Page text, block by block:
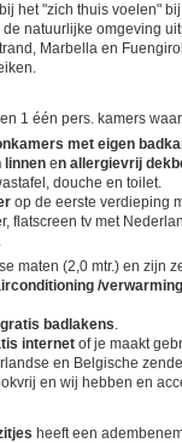
het "zich thuis voelen"
natuurlijke omgeving
Marbella en
1 één pers. kamers
met eigen
linnen en allergievrij
douche en toilet.
op de eerste verdieping
flatscreen tv met
maten (2,0 mtr.) en zijn
/
gratis badlakens.
internet of je maakt
en Belgische
en wij hebben en
heeft een